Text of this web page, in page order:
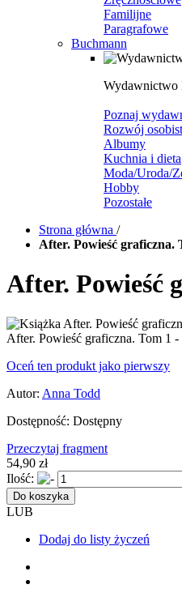
Familijne
Paragrafowe
Buchmann
Wydawnictwo
Poznaj
Rozwój
Albumy
Kuchnia i dieta
Moda/Uroda/
Hobby
Pozostałe
Strona główna /
After. Powieść graficzna.
After. Powieść
After. Powieść graficzna. Tom 1 -
Oceń ten produkt jako pierwszy
Autor: Anna Todd
Dostępność: Dostępny
Przeczytaj fragment
54,90 zł
Ilość:
Do koszyka
LUB
Dodaj do listy życzeń